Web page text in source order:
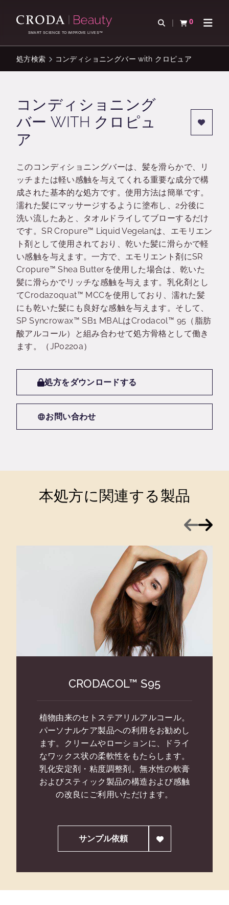
ン
を
ー
ス
SMART SCIENCE TO IMPROVE LIVES™
検索を開く
0
カートを確認す
ナビ
処方検索 コンディショニングバー with クロピュア
コンディショニング
バー WITH クロピュ
ア
このコンディショニングバーは、髪を滑らかで、リ
ッチまたは軽い感触を与えてくれる重要な成分で構
成された基本的な処方です。使用方法は簡単です。
濡れた髪にマッサージするように塗布し、2分後に
洗い流したあと、タオルドライしてブローするだけ
です。SR Cropure™ Liquid Vegelanは、エモリエン
ト剤として使用されており、乾いた髪に滑らかで軽
い感触を与えます。一方で、エモリエント剤にSR
Cropure™ Shea Butterを使用した場合は、乾いた
髪に滑らかでリッチな感触を与えます。乳化剤とし
てCrodazoquat™ MCCを使用しており、濡れた髪
にも乾いた髪にも良好な感触を与えます。そして、
SP Syncrowax™ SB1 MBALはCrodacol™ 95（脂肪
酸アルコール）と組み合わせて処方骨格として働き
ます。（JP0220a）
処方をダウンロードする
お問い合わせ
本処方に関連する製品
前へ次へ
CRODACOL™ S95
植物由来のセトステアリルアルコール。
パーソナルケア製品への利用をお勧めし
ます。クリームやローションに、ドライ
なワックス状の柔軟性をもたらします。
乳化安定剤・粘度調整剤。無水性の軟膏
およびスティック製品の構造および感触
の改良にご利用いただけます。
サンプル依頼